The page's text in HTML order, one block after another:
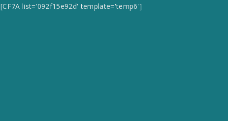
[CF7A list='092f15e92d' template='temp6']